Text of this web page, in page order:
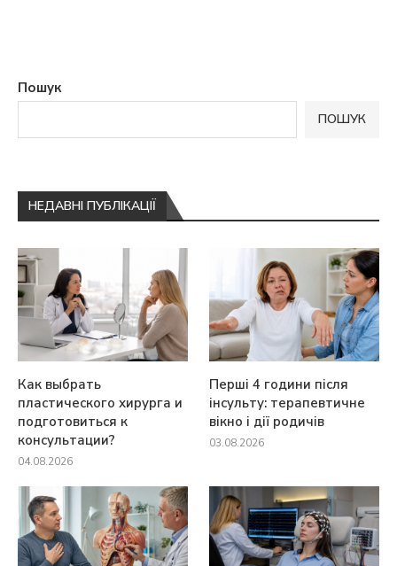
Пошук
ПОШУК
НЕДАВНІ ПУБЛІКАЦІЇ
Как выбрать
пластического хирурга и
подготовиться к
консультации?
04.08.2026
Перші 4 години після
інсульту: терапевтичне
вікно і дії родичів
03.08.2026